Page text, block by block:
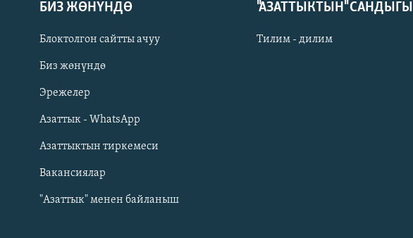
Русский
ОНЛАЙН ШЕРИНЕ
БИЗ ЖӨНҮНДӨ
Блоктолгон сайтты ачуу
Биз жөнүндө
Эрежелер
Азаттык - WhatsApp
Азаттыктын тиркемеси
Вакансиялар
"Азаттык" менен байланыш
"АЗАТТЫКТЫН" САНДЫГЫ
Тилим - дилим